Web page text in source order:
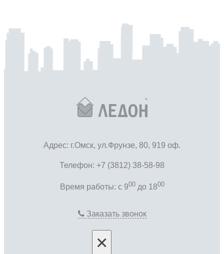
Адрес: г.Омск, ул.Фрунзе, 80, 919 оф.
Телефон: +7 (3812) 38-58-98
Время работы: c 900до 1800
Заказать звонок
×